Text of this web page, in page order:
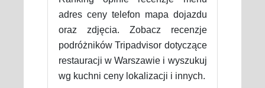
adres ceny telefon mapa dojazdu
oraz zdjęcia. Zobacz recenzje
podróżników Tripadvisor dotyczące
restauracji w Warszawie i wyszukuj
wg kuchni ceny lokalizacji i innych.